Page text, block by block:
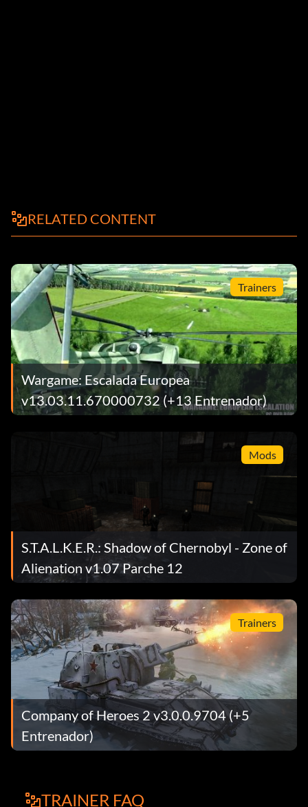
RELATED CONTENT
Trainers
Wargame: Escalada Europea
v13.03.11.670000732 (+13 Entrenador)
Mods
S.T.A.L.K.E.R.: Shadow of Chernobyl - Zone of
Alienation v1.07 Parche 12
Trainers
Company of Heroes 2 v3.0.0.9704 (+5
Entrenador)
TRAINER FAQ